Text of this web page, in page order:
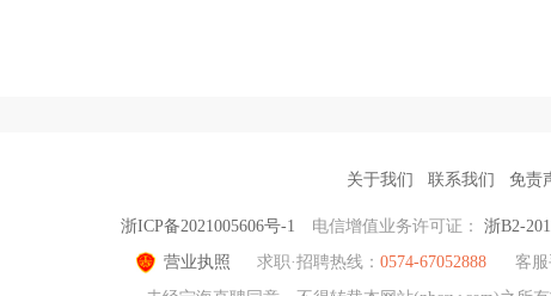
关于我们 联系我们 免责
浙ICP备2021005606号-1 电信增值业务许可证： 浙B2-
营业执照
求职·招聘热线： 0574-67052888 客服